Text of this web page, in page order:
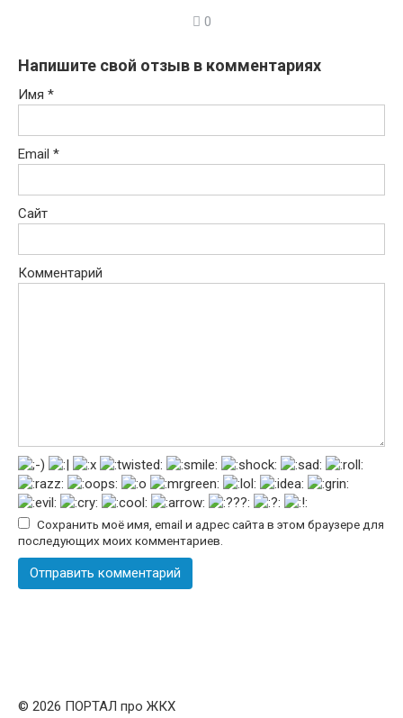
0
Напишите свой отзыв в комментариях
Имя *
Email *
Сайт
Комментарий
Сохранить моё имя, email и адрес сайта в этом браузере для
последующих моих комментариев.
© 2026 ПОРТАЛ про ЖКХ